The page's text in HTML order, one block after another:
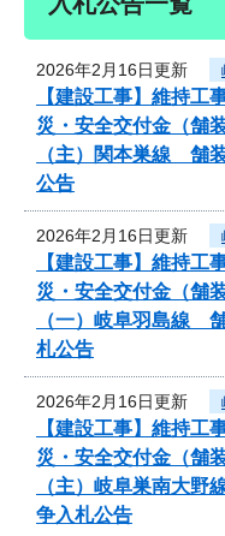
2026年2月16日更新
【建設工事】維持
災・安全交付金（舗
（主）関本巣線 舗
公告
2026年2月16日更新
【建設工事】維持
災・安全交付金（舗
（一）岐阜羽島線
札公告
2026年2月16日更新
【建設工事】維持
災・安全交付金（舗
（主）岐阜巣南大
争入札公告